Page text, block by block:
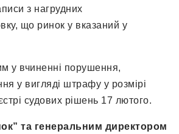
з нагрудних
що ринок у вказаний у
у вчиненні порушення,
у вигляді штрафу у розмірі
судових рішень 17 лютого.
та генеральним директором